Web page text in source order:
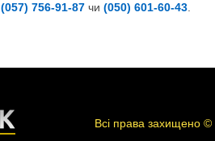
(057) 756-91-87 чи (050) 601-60-43.
Всі права захищено ©